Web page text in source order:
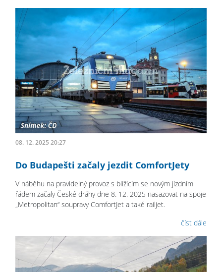
08. 12. 2025 20:27
Do Budapešti začaly jezdit ComfortJety
V náběhu na pravidelný provoz s blížícím se novým jízdním
řádem začaly České dráhy dne 8. 12. 2025 nasazovat na spoje
„Metropolitan“ soupravy ComfortJet a také railjet.
číst dále